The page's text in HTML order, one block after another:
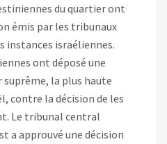
du quartier ont
émis par les tribunaux
instances israéliennes.
ont déposé une
suprême, la plus haute
contre la décision de les
Le tribunal central
a approuvé une décision